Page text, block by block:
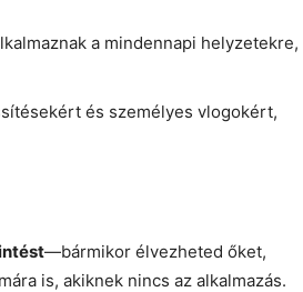
a mindennapi helyzetekre,
és személyes vlogokért,
—bármikor élvezheted őket,
is, akiknek nincs az alkalmazás.